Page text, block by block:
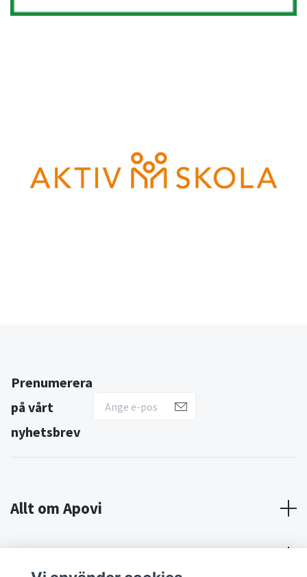
Prenumerera
på vårt
nyhetsbrev
Allt om Apovi
Om Apovi